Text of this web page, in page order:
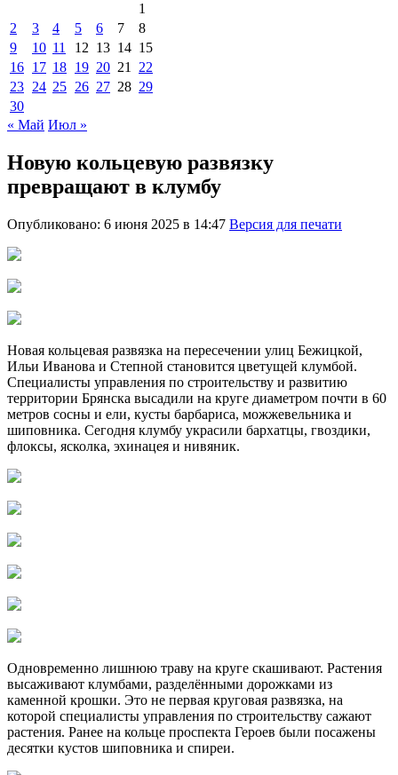
1
2
3 4 5 6 7
8
9
10 11 12 13 14 15
16 17 18 19 20 21
22
23 24 25 26 27 28 29
30
« Май Июл »
Новую кольцевую развязку
превращают в клумбу
Опубликовано: 6 июня 2025 в 14:47 Версия для печати
Новая кольцевая развязка на пересечении улиц Бежицкой,
Ильи Иванова и Степной становится цветущей клумбой.
Специалисты управления по строительству и развитию
территории Брянска высадили на круге диаметром почти в 60
метров сосны и ели, кусты барбариса, можжевельника и
шиповника. Сегодня клумбу украсили бархатцы, гвоздики,
флоксы, ясколка, эхинацея и нивяник.
Одновременно лишнюю траву на круге скашивают. Растения
высаживают клумбами, разделёнными дорожками из
каменной крошки. Это не первая круговая развязка, на
которой специалисты управления по строительству сажают
растения. Ранее на кольце проспекта Героев были посажены
десятки кустов шиповника и спиреи.